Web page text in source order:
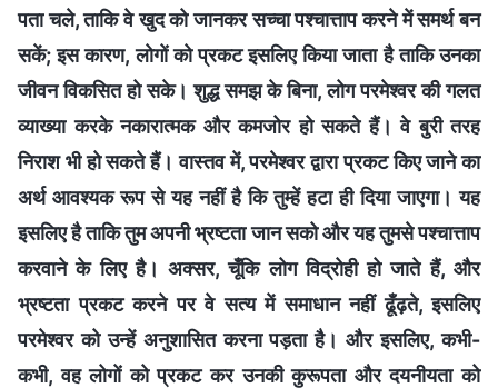
पता चले, ताकि वे खुद को जानकर सच्चा पश्चात्ताप करने में समर्थ बन
सकें; इस कारण, लोगों को प्रकट इसलिए किया जाता है ताकि उनका
जीवन विकसित हो सके। शुद्ध समझ के बिना, लोग परमेश्वर की गलत
व्याख्या करके नकारात्मक और कमजोर हो सकते हैं। वे बुरी तरह
निराश भी हो सकते हैं। वास्तव में, परमेश्वर द्वारा प्रकट किए जाने का
अर्थ आवश्यक रूप से यह नहीं है कि तुम्हें हटा ही दिया जाएगा। यह
इसलिए है ताकि तुम अपनी भ्रष्टता जान सको और यह तुमसे पश्चात्ताप
करवाने के लिए है। अक्सर, चूँकि लोग विद्रोही हो जाते हैं, और
भ्रष्टता प्रकट करने पर वे सत्य में समाधान नहीं ढूँढ़ते, इसलिए
परमेश्वर को उन्हें अनुशासित करना पड़ता है। और इसलिए, कभी-
कभी, वह लोगों को प्रकट कर उनकी कुरूपता और दयनीयता को